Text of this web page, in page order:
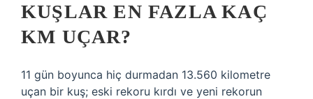
KUŞLAR EN FAZLA KAÇ
KM UÇAR?
11 gün boyunca hiç durmadan 13.560 kilometre
uçan bir kuş; eski rekoru kırdı ve yeni rekorun